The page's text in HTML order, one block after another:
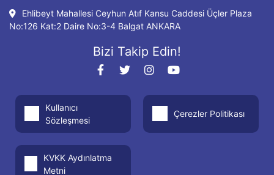
Ehlibeyt Mahallesi Ceyhun Atıf Kansu Caddesi Üçler Plaza
No:126 Kat:2 Daire No:3-4 Balgat ANKARA
Bizi Takip Edin!
Kullanıcı
Sözleşmesi
Çerezler Politikası
KVKK Aydınlatma
Metni